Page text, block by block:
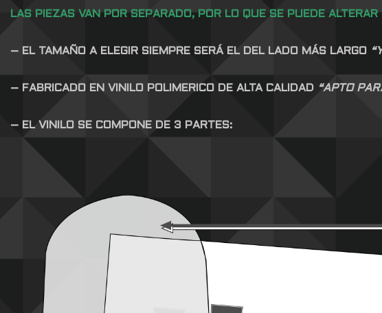
LAS PIEZAS VAN POR SEPARADO, POR LO QUE SE PUEDE
– EL TAMAÑO A ELEGIR SIEMPRE SERÁ EL DEL LADO MÁS LARGO
– FABRICADO EN VINILO POLIMERICO DE ALTA CALIDAD “APTO
– EL VINILO SE COMPONE DE 3 PARTES: